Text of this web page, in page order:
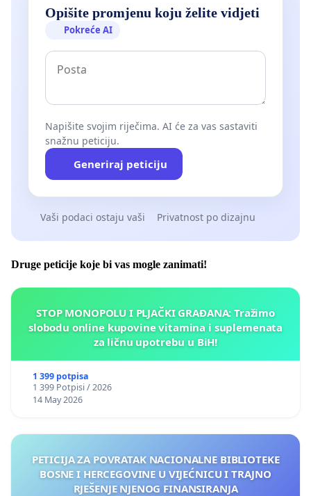
Opišite promjenu koju želite vidjeti
Pokreće AI
Napišite svojim riječima. AI će za vas sastaviti
snažnu peticiju.
Generiraj peticiju
Vaši podaci ostaju vaši Privatnost po dizajnu
Druge peticije koje bi vas mogle zanimati!
STOP MONOPOLU I PLJAČKI GRAĐANA: Tražimo
slobodu online kupovine vitamina i suplemenata
za ličnu upotrebu u BiH!
1 399 potpisa
1 399 Potpisi / 2026
14 May 2026
PETICIJA ZA POVRATAK NACIONALNE BIBLIOTEKE
BOSNE I HERCEGOVINE U VIJEĆNICU I TRAJNO
RJEŠENJE NJENOG FINANSIRANJA